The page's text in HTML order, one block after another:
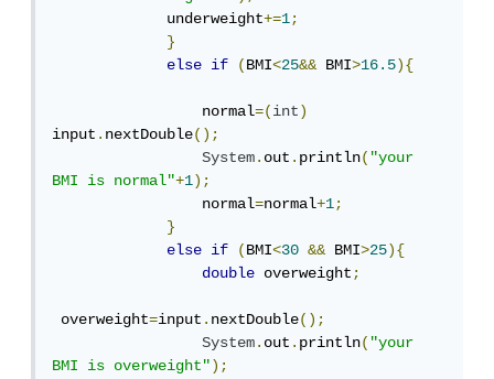
underweight+=1;
}
else
if (BMI<25&& BMI>16.5){
normal=(int)
input.nextDouble();
System.out.println("your
BMI is normal"+1);
normal=normal+1;
}
else
if (BMI<30 && BMI>25){
double overweight;
overweight=input.nextDouble();
System.out.println("your
BMI is overweight");